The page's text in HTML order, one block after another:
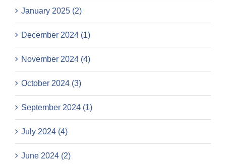
January 2025 (2)
December 2024 (1)
November 2024 (4)
October 2024 (3)
September 2024 (1)
July 2024 (4)
June 2024 (2)